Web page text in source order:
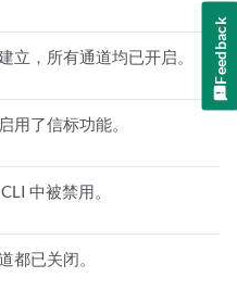
立，所有通道均已开启。
用了信标功能。
中被禁用。
都已关闭。
Feedback